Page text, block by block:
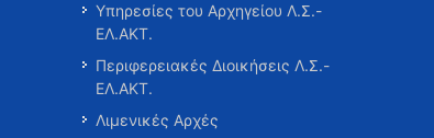
Υπηρεσίες του Αρχηγείου Λ.Σ.-
ΕΛ.ΑΚΤ.
Περιφερειακές Διοικήσεις Λ.Σ.-
ΕΛ.ΑΚΤ.
Λιμενικές Αρχές